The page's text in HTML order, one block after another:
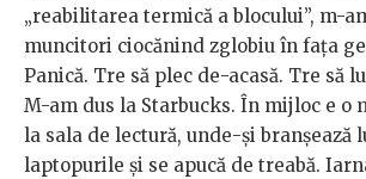
„reabilitarea termică a blocului”, m-
muncitori ciocănind zglobiu în fața
Panică. Tre să plec de-acasă. Tre să
M-am dus la Starbucks. În mijloc e o
la sala de lectură, unde-și branșează
laptopurile și se apucă de treabă.